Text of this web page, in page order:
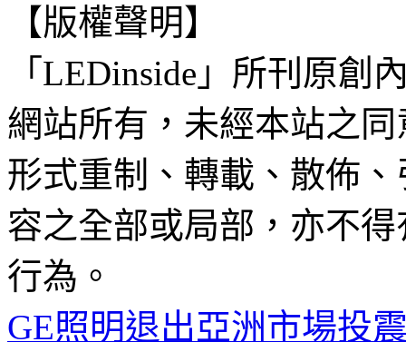
【版權聲明】
「LEDinside」所刊原創
網站所有，未經本站之
形式重制、轉載、散佈
容之全部或局部，亦不
行為。
GE照明退出亞洲市場投